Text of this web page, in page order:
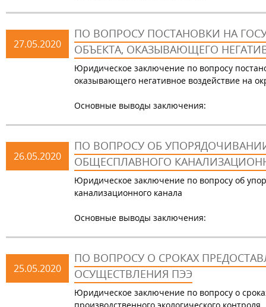
27.05.2020
ПО ВОПРОСУ ПОСТАНОВКИ НА
ОБЪЕКТА, ОКАЗЫВАЮЩЕГО
Юридическое заключение по вопросу
оказывающего негативное воздействие на
Основные выводы заключения:
26.05.2020
ПО ВОПРОСУ ОБ
ОБЩЕСПЛАВНОГО
Юридическое заключение по вопросу об
канализационного канала
Основные выводы заключения:
25.05.2020
ПО ВОПРОСУ О СРОКАХ
ОСУЩЕСТВЛЕНИЯ ПЭЭ
Юридическое заключение по вопросу о